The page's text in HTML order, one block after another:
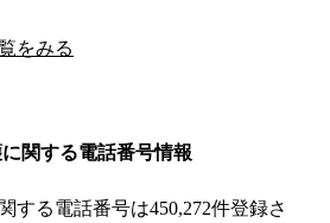
をみる
関する電話番号情報
する電話番号は450,272件登録さ